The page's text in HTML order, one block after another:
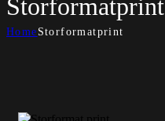
Storformatprint
Home Storformatprint